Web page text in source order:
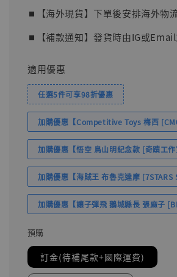
⏹︎【海外現貨】下單後安排海外物
⏹︎【補款通知】發貨時由IG或
適用優惠
任選5件可享98折優惠
加購優惠【Competitive Toys 梅西
加購優惠【悟空 鳥山明紀念款 [奇蹟工作
加購優惠【海賊王 布魯克達摩 [7STARS
加購優惠【讓子彈飛 鵝城縣長 張麻子
預購
訂金(待補尾款+國際運費)